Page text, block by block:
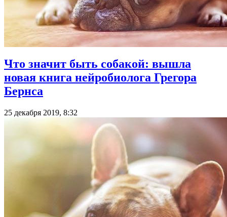
Что значит быть собакой: вышла
новая книга нейробиолога Грегора
Бернса
25 декабря 2019, 8:32